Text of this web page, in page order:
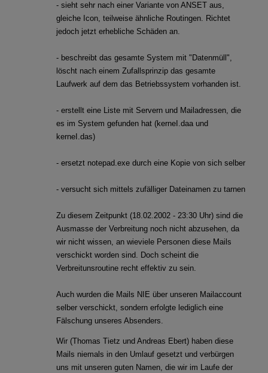
- sieht sehr nach einer Variante von ANSET aus,
gleiche Icon, teilweise ähnliche Routingen. Richtet
jedoch jetzt erhebliche Schäden an.
- beschreibt das gesamte System mit "Datenmüll",
löscht nach einem Zufallsprinzip das gesamte
Laufwerk auf dem das Betriebssystem vorhanden ist.
- erstellt eine Liste mit Servern und Mailadressen, die
es im System gefunden hat (kerneI.daa und
kerneI.das)
- ersetzt notepad.exe durch eine Kopie von sich selber
- versucht sich mittels zufälliger Dateinamen zu tarnen
Zu diesem Zeitpunkt (18.02.2002 - 23:30 Uhr) sind die
Ausmasse der Verbreitung noch nicht abzusehen, da
wir nicht wissen, an wieviele Personen diese Mails
verschickt worden sind. Doch scheint die
Verbreitunsroutine recht effektiv zu sein.
Auch wurden die Mails NIE über unseren Mailaccount
selber verschickt, sondern erfolgte lediglich eine
Fälschung unseres Absenders.
Wir (Thomas Tietz und Andreas Ebert) haben diese
Mails niemals in den Umlauf gesetzt und verbürgen
uns mit unseren guten Namen, die wir im Laufe der